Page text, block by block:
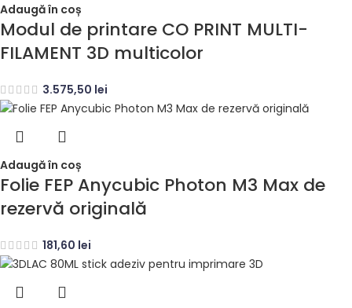
Adaugă în coș
Modul de printare CO PRINT MULTI-
FILAMENT 3D multicolor
3.575,50 lei
Adaugă în coș
Folie FEP Anycubic Photon M3 Max de
rezervă originală
181,60 lei